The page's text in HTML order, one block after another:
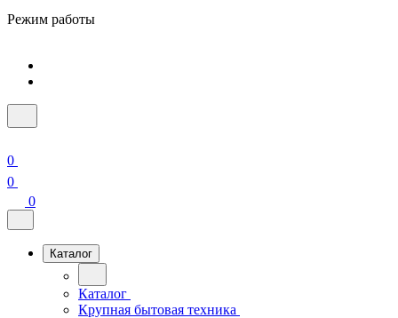
Режим работы
0
0
0
Каталог
Каталог
Крупная бытовая техника